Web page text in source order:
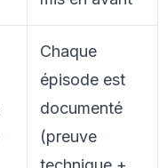
Chaque
épisode est
documenté
(preuve